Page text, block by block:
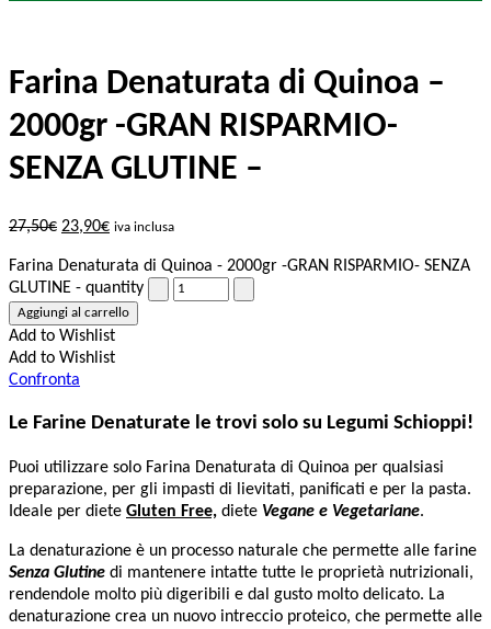
Farina Denaturata di Quinoa –
2000gr -GRAN RISPARMIO-
SENZA GLUTINE –
27,50€ 23,90€ iva inclusa
Farina Denaturata di Quinoa - 2000gr -GRAN RISPARMIO- SENZA
GLUTINE - quantity
Aggiungi al carrello
Add to Wishlist
Add to Wishlist
Confronta
Le Farine Denaturate le trovi solo su Legumi Schioppi!
Puoi utilizzare solo Farina Denaturata di Quinoa per qualsiasi
preparazione, per gli impasti di lievitati, panificati e per la pasta.
Ideale per diete Gluten Free, diete Vegane e Vegetariane.
La denaturazione è un processo naturale che permette alle farine
Senza Glutine di mantenere intatte tutte le proprietà nutrizionali,
rendendole molto più digeribili e dal gusto molto delicato. La
denaturazione crea un nuovo intreccio proteico, che permette alle